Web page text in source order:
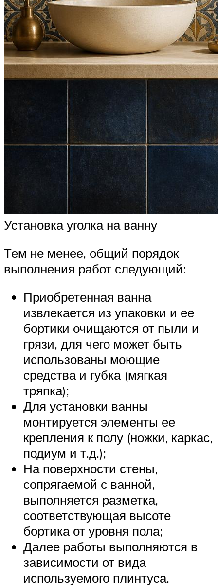
Установка уголка на ванну
Тем не менее, общий порядок
выполнения работ следующий:
Приобретенная ванна
извлекается из упаковки и ее
бортики очищаются от пыли и
грязи, для чего может быть
использованы моющие
средства и губка (мягкая
тряпка);
Для установки ванны
монтируется элементы ее
крепления к полу (ножки, каркас,
подиум и т.д.);
На поверхности стены,
сопрягаемой с ванной,
выполняется разметка,
соответствующая высоте
бортика от уровня пола;
Далее работы выполняются в
зависимости от вида
используемого плинтуса.